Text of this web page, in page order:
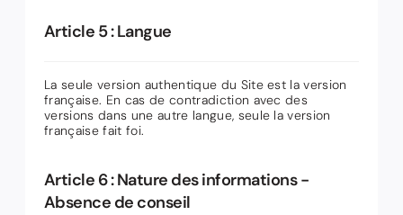
Article 5 : Langue
La seule version authentique du Site est la version
française. En cas de contradiction avec des
versions dans une autre langue, seule la version
française fait foi.
Article 6 : Nature des informations -
Absence de conseil